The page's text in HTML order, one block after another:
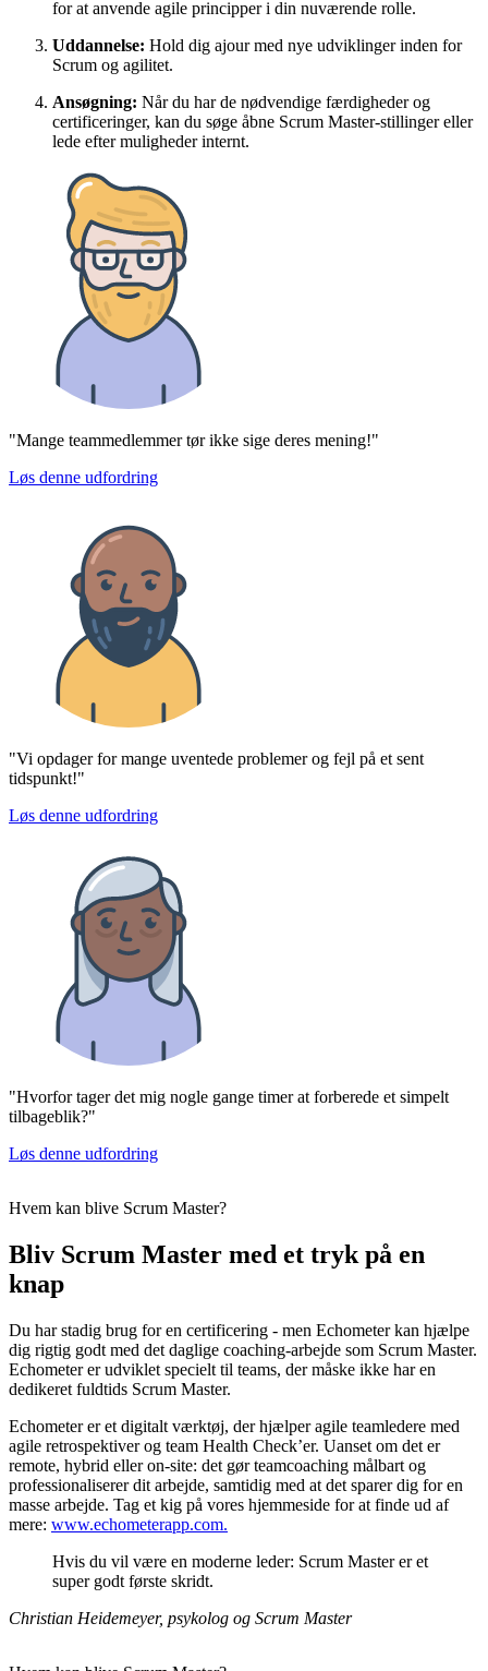
for at anvende agile principper i din nuværende rolle.
Uddannelse: Hold dig ajour med nye udviklinger inden for
Scrum og agilitet.
Ansøgning: Når du har de nødvendige færdigheder og
certificeringer, kan du søge åbne Scrum Master-stillinger eller
lede efter muligheder internt.
"Mange teammedlemmer tør ikke sige deres mening!"
Løs denne udfordring
"Vi opdager for mange uventede problemer og fejl på et sent
tidspunkt!"
Løs denne udfordring
"Hvorfor tager det mig nogle gange timer at forberede et simpelt
tilbageblik?"
Løs denne udfordring
Hvem kan blive Scrum Master?
Bliv Scrum Master med et tryk på en
knap
Du har stadig brug for en certificering - men Echometer kan hjælpe
dig rigtig godt med det daglige coaching-arbejde som Scrum Master.
Echometer er udviklet specielt til teams, der måske ikke har en
dedikeret fuldtids Scrum Master.
Echometer er et digitalt værktøj, der hjælper agile teamledere med
agile retrospektiver og team Health Check’er. Uanset om det er
remote, hybrid eller on-site: det gør teamcoaching målbart og
professionaliserer dit arbejde, samtidig med at det sparer dig for en
masse arbejde. Tag et kig på vores hjemmeside for at finde ud af
mere: www.echometerapp.com.
Hvis du vil være en moderne leder: Scrum Master er et
super godt første skridt.
Christian Heidemeyer, psykolog og Scrum Master